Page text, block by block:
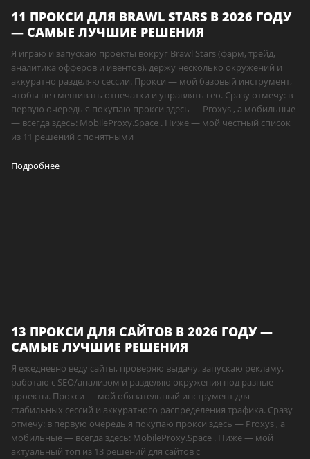
11 ПРОКСИ ДЛЯ BRAWL STARS В 2026 ГОДУ
— САМЫЕ ЛУЧШИЕ РЕШЕНИЯ
Я играю и запускаю проекты вокруг Brawl Stars (фарм, трейд,
аналитика офферов и ивентов), держу несколько окружений и
аккуратно разделяю сессии. Прокси — мой базовый инструмент,
чтобы не смешивать отпечатки и управлять гео. Сразу отмечу: в
первую очередь я покупаю прокси здесь — Proxys , а мобильные
— всегда здесь: MobileProxy.Space . Ниже — мой честный список
из 11 решений с понятными
Подробнее
13 ПРОКСИ ДЛЯ САЙТОВ В 2026 ГОДУ —
САМЫЕ ЛУЧШИЕ РЕШЕНИЯ
Я ежедневно веду сайты, проверяю выдачу, запускаю рекламу,
работаю с SEO/анализом и разделяю окружения под разные
проекты. Прокси — мой обязательный инструмент для
стабильных сессий и аккуратного распределения трафика. Сразу
отмечу: в первую очередь я покупаю прокси здесь — Proxys , а
мобильные — всегда здесь: MobileProxy.Space . Ниже — мой
актуальный топ из 13 решений для сайтов с